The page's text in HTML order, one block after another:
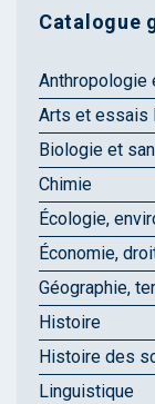
Catalogue
Anthropologie
Arts et essais
Biologie et
Chimie
Écologie,
Économie,
Géographie,
Histoire
Histoire des
Linguistique